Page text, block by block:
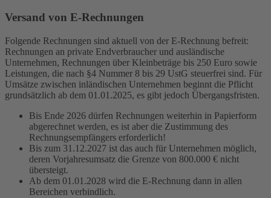
Versand von E-Rechnungen
Folgende Rechnungen sind aktuell von der E-Rechnung befreit:
Rechnungen an private Endverbraucher und ausländische
Unternehmen, Rechnungen über Kleinbeträge bis 250 Euro sowie
Leistungen, die nach §4 Nummer 8 bis 29 UstG steuerfrei sind. Für
Umsätze zwischen inländischen Unternehmen beginnt die Pflicht
grundsätzlich ab dem 01.01.2025, es gibt jedoch Übergangsfristen.
Bis Ende 2026 dürfen Rechnungen weiterhin in Papierform
abgerechnet werden, es ist aber die Zustimmung des
Rechnungsempfängers erforderlich!
Bis zum 31.12.2027 ist das auch für Unternehmen möglich,
deren Vorjahresumsatz die Grenze von 800.000 € nicht
übersteigt.
Ab dem 01.01.2028 wird die E-Rechnung dann in allen
Bereichen verbindlich.